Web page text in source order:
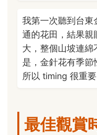
我第一次聽到台東
通的花田，結果親
大，整個山坡連綿
是，金針花有季節
所以 timing 很重要
最佳觀賞